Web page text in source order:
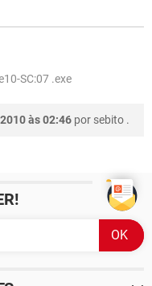
SC:07 .exe
às 02:46 por sebito .